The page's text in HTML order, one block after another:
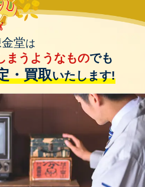
堂は
まうようなものでも
・買取いたします!